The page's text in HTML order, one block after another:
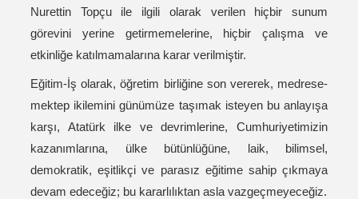
Nurettin Topçu ile ilgili olarak verilen hiçbir sunum
görevini yerine getirmemelerine, hiçbir çalışma ve
etkinliğe katılmamalarına karar verilmiştir.
Eğitim-İş olarak, öğretim birliğine son vererek, medrese-
mektep ikilemini günümüze taşımak isteyen bu anlayışa
karşı, Atatürk ilke ve devrimlerine, Cumhuriyetimizin
kazanımlarına, ülke bütünlüğüne, laik, bilimsel,
demokratik, eşitlikçi ve parasız eğitime sahip çıkmaya
devam edeceğiz; bu kararlılıktan asla vazgeçmeyeceğiz.